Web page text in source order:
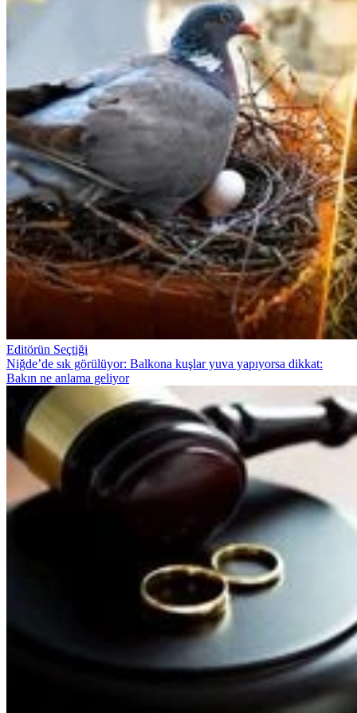
Editörün Seçtiği
Niğde’de sık görülüyor: Balkona kuşlar yuva yapıyorsa dikkat:
Bakın ne anlama geliyor